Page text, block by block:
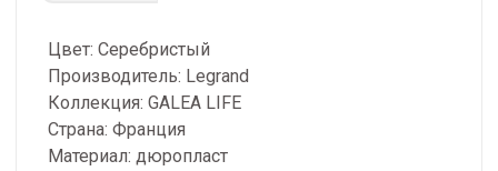
Цвет: Серебристый
Производитель: Legrand
Коллекция: GALEA LIFE
Страна: Франция
Материал: дюропласт